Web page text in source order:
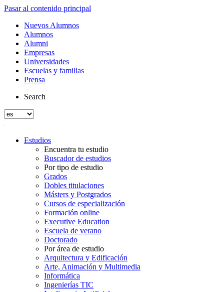
Pasar al contenido principal
Nuevos Alumnos
Alumnos
Alumni
Empresas
Universidades
Escuelas y familias
Prensa
Search
Estudios
Encuentra tu estudio
Buscador de estudios
Por tipo de estudio
Grados
Dobles titulaciones
Másters y Postgrados
Cursos de especialización
Formación online
Executive Education
Escuela de verano
Doctorado
Por área de estudio
Arquitectura y Edificación
Arte, Animación y Multimedia
Informática
Ingenierías TIC